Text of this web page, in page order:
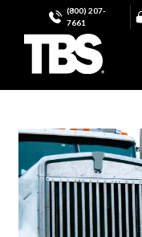
(800) 207-
7661